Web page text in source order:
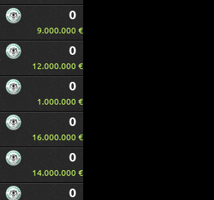
0
9.000.000 €
0
12.000.000 €
0
1.000.000 €
0
16.000.000 €
0
14.000.000 €
0